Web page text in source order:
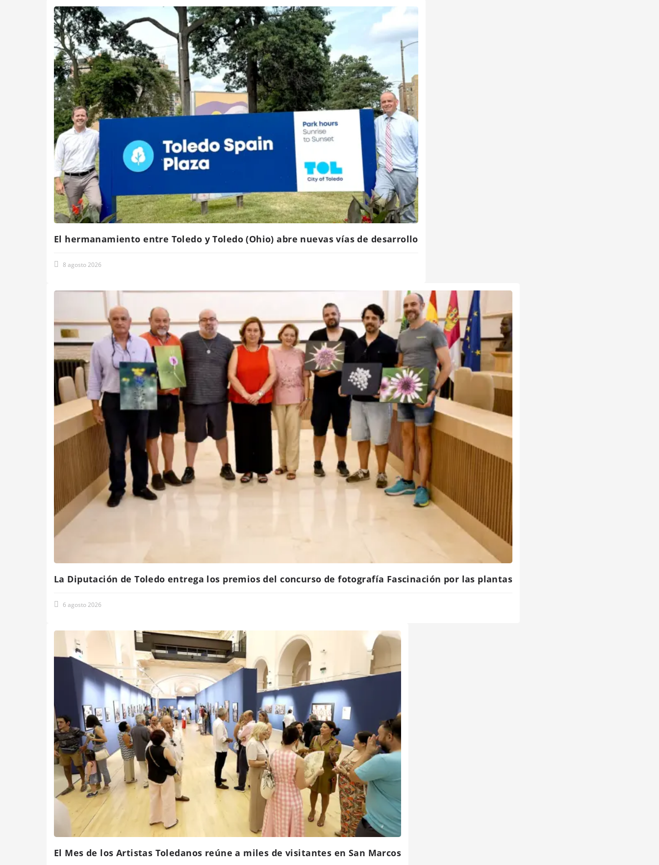
El hermanamiento entre Toledo y Toledo (Ohio) abre nuevas vías de desarrollo
8 agosto 2026
La Diputación de Toledo entrega los premios del concurso de fotografía Fascinación por las plantas
6 agosto 2026
El Mes de los Artistas Toledanos reúne a miles de visitantes en San Marcos